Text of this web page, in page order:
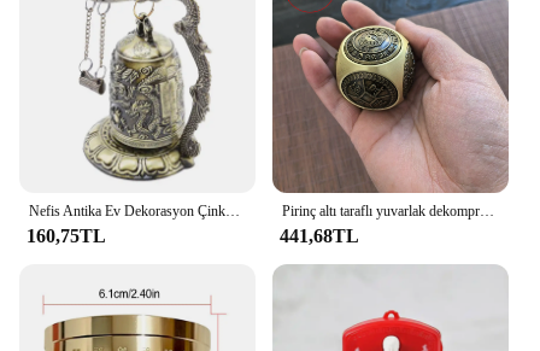
160,75TL
Pirinç altı taraflı yuvarlak dekompresyon topu dönüş el dönen bir oyun sanat ve el sanatları parçası etrafında taşımak için
441,68TL